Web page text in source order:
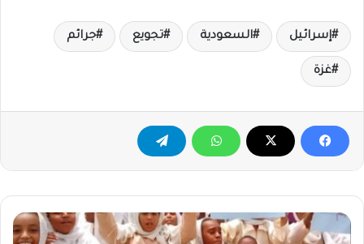
إسرائيل السعودية تجويع جرائم
غزة
في
أغرب